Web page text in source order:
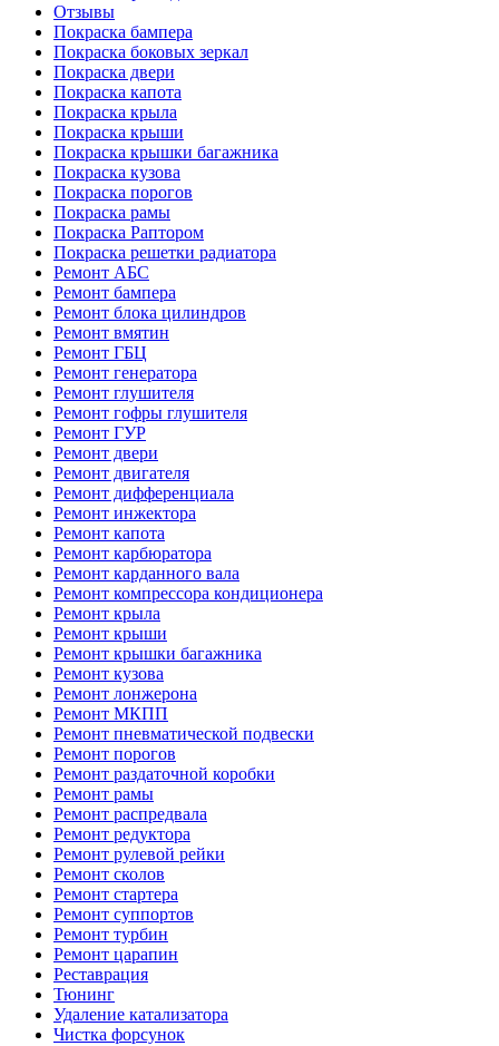
Отзывы
Покраска бампера
Покраска боковых зеркал
Покраска двери
Покраска капота
Покраска крыла
Покраска крыши
Покраска крышки багажника
Покраска кузова
Покраска порогов
Покраска рамы
Покраска Раптором
Покраска решетки радиатора
Ремонт АБС
Ремонт бампера
Ремонт блока цилиндров
Ремонт вмятин
Ремонт ГБЦ
Ремонт генератора
Ремонт глушителя
Ремонт гофры глушителя
Ремонт ГУР
Ремонт двери
Ремонт двигателя
Ремонт дифференциала
Ремонт инжектора
Ремонт капота
Ремонт карбюратора
Ремонт карданного вала
Ремонт компрессора кондиционера
Ремонт крыла
Ремонт крыши
Ремонт крышки багажника
Ремонт кузова
Ремонт лонжерона
Ремонт МКПП
Ремонт пневматической подвески
Ремонт порогов
Ремонт раздаточной коробки
Ремонт рамы
Ремонт распредвала
Ремонт редуктора
Ремонт рулевой рейки
Ремонт сколов
Ремонт стартера
Ремонт суппортов
Ремонт турбин
Ремонт царапин
Реставрация
Тюнинг
Удаление катализатора
Чистка форсунок